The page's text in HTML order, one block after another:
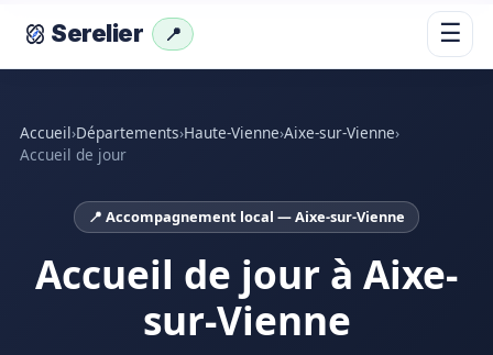
Serelier 📍 ☰
Accueil›Départements›Haute-Vienne›Aixe-sur-Vienne›
Accueil de jour
📍 Accompagnement local — Aixe-sur-Vienne
Accueil de jour à Aixe-
sur-Vienne